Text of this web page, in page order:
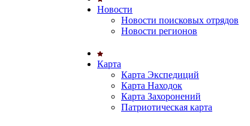
Новости
Новости поисковых отрядов
Новости регионов
Карта
Карта Экспедиций
Карта Находок
Карта Захоронений
Патриотическая карта